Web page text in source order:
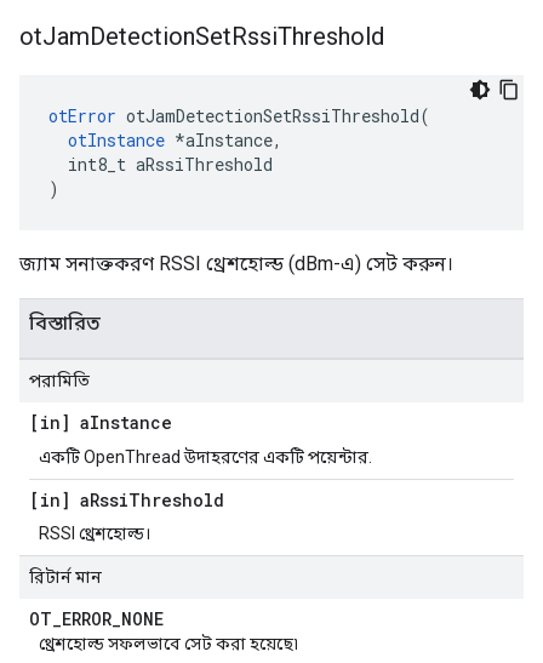
otJamDetectionSetRssiThreshold
otError otJamDetectionSetRssiThreshold(
otInstance *aInstance,
int8_t aRssiThreshold
)
জ্যাম সনাক্তকরণ RSSI থ্রেশহোল্ড (dBm-এ) সেট করুন।
বিস্তারিত
পরামিতি
[in] aInstance
একটি OpenThread উদাহরণের একটি পয়েন্টার.
[in] aRssiThreshold
RSSI থ্রেশহোল্ড।
রিটার্ন মান
OT_ERROR_NONE
থ্রেশহোল্ড সফলভাবে সেট করা হয়েছে৷